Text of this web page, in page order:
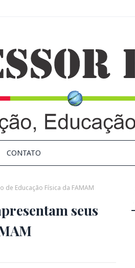
CONTATO
Educação Física da FAMAM
seus